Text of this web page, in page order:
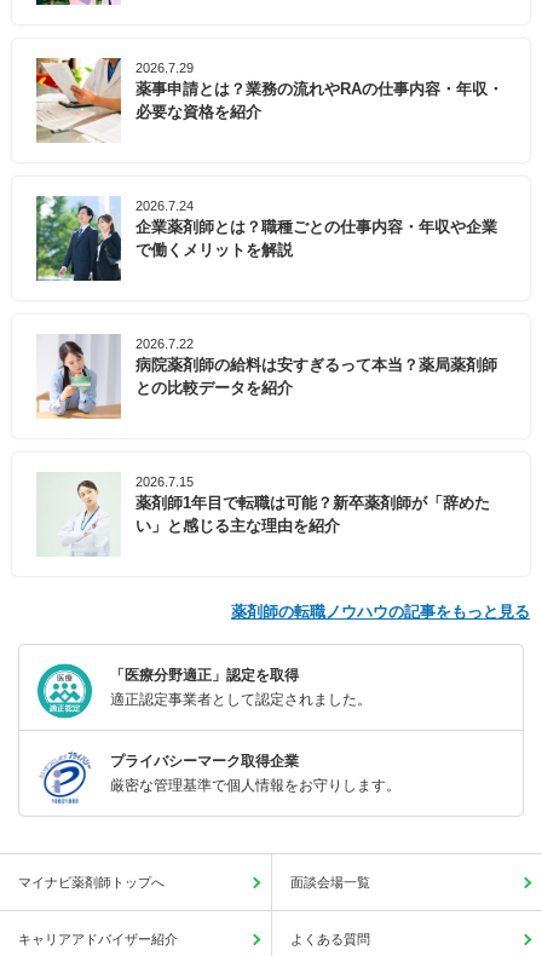
2026.7.29
薬事申請とは？業務の流れやRAの仕事内容・年収・
必要な資格を紹介
2026.7.24
企業薬剤師とは？職種ごとの仕事内容・年収や企業
で働くメリットを解説
2026.7.22
病院薬剤師の給料は安すぎるって本当？薬局薬剤師
との比較データを紹介
2026.7.15
薬剤師1年目で転職は可能？新卒薬剤師が「辞めた
い」と感じる主な理由を紹介
薬剤師の転職ノウハウの記事をもっと見る
「医療分野適正」認定を取得
適正認定事業者として認定されました。
プライバシーマーク取得企業
厳密な管理基準で個人情報をお守りします。
マイナビ薬剤師トップへ 面談会場一覧
キャリアアドバイザー紹介 よくある質問